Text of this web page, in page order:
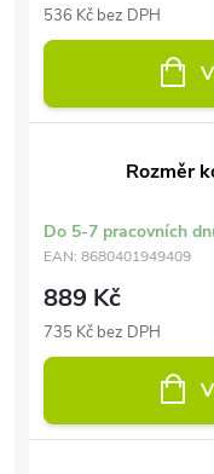
536 Kč bez DPH
Rozměr
Do 5-7 pracovních
EAN: 8680401949409
889 Kč
735 Kč bez DPH